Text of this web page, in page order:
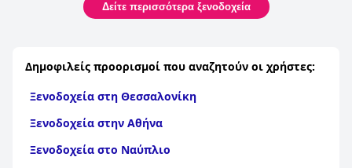
Δείτε περισσότερα ξενοδοχεία
Δημοφιλείς προορισμοί που αναζητούν οι χρήστες:
Ξενοδοχεία στη Θεσσαλονίκη
Ξενοδοχεία στην Αθήνα
Ξενοδοχεία στο Ναύπλιο